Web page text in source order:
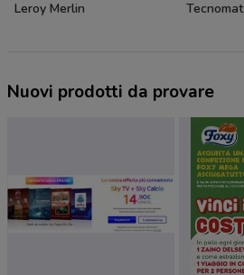
Leroy Merlin Tecnomat
Nuovi prodotti da provare